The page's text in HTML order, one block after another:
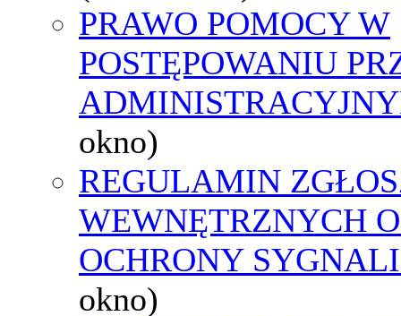
PRAWO POMOCY W
POSTĘPOWANIU
okno)
REGULAMIN
WEWNĘTRZNYCH
OCHRONY
okno)